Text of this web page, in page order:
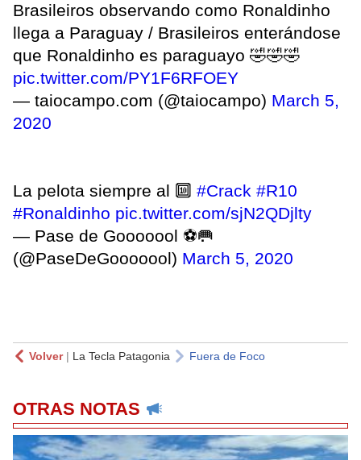
Brasileiros observando como Ronaldinho
llega a Paraguay / Brasileiros enterándose
que Ronaldinho es paraguayo 🤣🤣🤣
pic.twitter.com/PY1F6RFOEY
— taiocampo.com (@taiocampo) March 5,
2020
La pelota siempre al 🔟 #Crack #R10
#Ronaldinho pic.twitter.com/sjN2QDjlty
— Pase de Gooooool ⚽🥅
(@PaseDeGooooool) March 5, 2020
Volver| La Tecla Patagonia Fuera de Foco
OTRAS NOTAS